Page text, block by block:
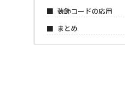
装飾コードの応用
まとめ